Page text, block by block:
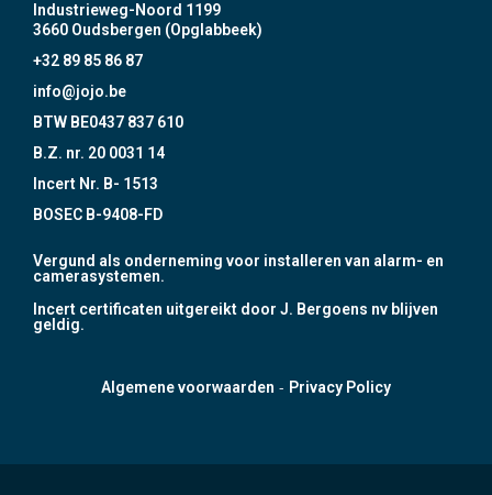
Industrieweg-Noord 1199
3660 Oudsbergen (Opglabbeek)
+32 89 85 86 87
info@jojo.be
BTW BE0437 837 610
B.Z. nr. 20 0031 14
Incert Nr. B- 1513
BOSEC B-9408-FD
Vergund als onderneming voor installeren van alarm- en
camerasystemen.
Incert certificaten uitgereikt door J. Bergoens nv blijven
geldig.
Algemene voorwaarden - Privacy Policy